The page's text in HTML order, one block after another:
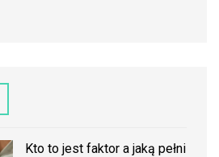
Kto to jest faktor a jaką pełni